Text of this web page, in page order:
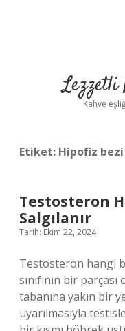
Lezzetli
Kahve
Etiket: Hipofiz bezi
Testosteron
Salgılanır
Tarih: Ekim 22, 2024
Testosteron hangi
sınıfının bir
tabanına yakın bir
uyarılmasıyla